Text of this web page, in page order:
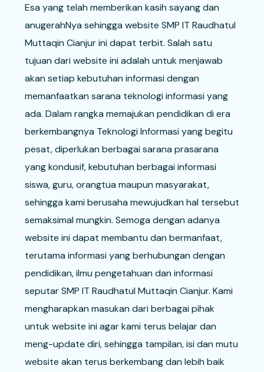
Esa yang telah memberikan kasih sayang dan
anugerahNya sehingga website SMP IT Raudhatul
Muttaqin Cianjur ini dapat terbit. Salah satu
tujuan dari website ini adalah untuk menjawab
akan setiap kebutuhan informasi dengan
memanfaatkan sarana teknologi informasi yang
ada. Dalam rangka memajukan pendidikan di era
berkembangnya Teknologi Informasi yang begitu
pesat, diperlukan berbagai sarana prasarana
yang kondusif, kebutuhan berbagai informasi
siswa, guru, orangtua maupun masyarakat,
sehingga kami berusaha mewujudkan hal tersebut
semaksimal mungkin. Semoga dengan adanya
website ini dapat membantu dan bermanfaat,
terutama informasi yang berhubungan dengan
pendidikan, ilmu pengetahuan dan informasi
seputar SMP IT Raudhatul Muttaqin Cianjur. Kami
mengharapkan masukan dari berbagai pihak
untuk website ini agar kami terus belajar dan
meng-update diri, sehingga tampilan, isi dan mutu
website akan terus berkembang dan lebih baik